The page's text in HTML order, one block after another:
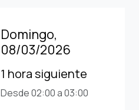
Domingo,
08/03/2026
1 hora siguiente
Desde 02:00 a 03:00